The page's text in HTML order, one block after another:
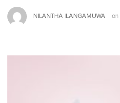
NILANTHA ILANGAMUWA on